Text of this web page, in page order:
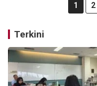
1 2
Terkini